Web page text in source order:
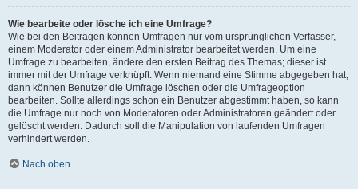
Wie bearbeite oder lösche ich eine Umfrage?
Wie bei den Beiträgen können Umfragen nur vom ursprünglichen Verfasser,
einem Moderator oder einem Administrator bearbeitet werden. Um eine
Umfrage zu bearbeiten, ändere den ersten Beitrag des Themas; dieser ist
immer mit der Umfrage verknüpft. Wenn niemand eine Stimme abgegeben hat,
dann können Benutzer die Umfrage löschen oder die Umfrageoption
bearbeiten. Sollte allerdings schon ein Benutzer abgestimmt haben, so kann
die Umfrage nur noch von Moderatoren oder Administratoren geändert oder
gelöscht werden. Dadurch soll die Manipulation von laufenden Umfragen
verhindert werden.
Nach oben